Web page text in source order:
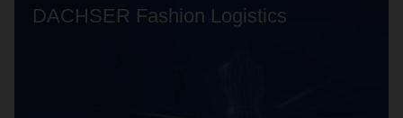
DACHSER Fashion Logistics